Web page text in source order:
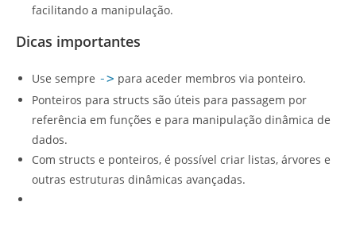
facilitando a manipulação.
Dicas importantes
Use sempre -> para aceder membros via ponteiro.
Ponteiros para structs são úteis para passagem por
referência em funções e para manipulação dinâmica de
dados.
Com structs e ponteiros, é possível criar listas, árvores e
outras estruturas dinâmicas avançadas.